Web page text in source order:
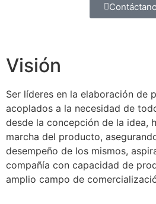
Visión
Ser líderes en la elaboración de
acoplados a la necesidad de
desde la concepción de la idea,
marcha del producto,
desempeño de los mismos,
compañía con capacidad de
amplio campo de